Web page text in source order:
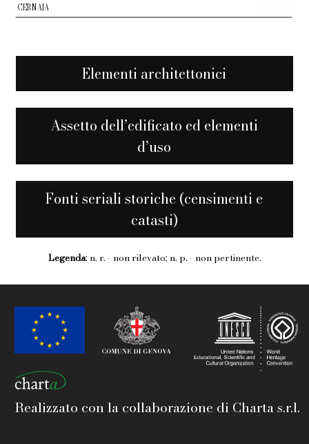
CERNAIA
Elementi architettonici
Assetto dell’edificato ed elementi
d’uso
Fonti seriali storiche (censimenti e
catasti)
Legenda: n. r. - non rilevato; n. p. - non pertinente.
Realizzato con la collaborazione di Charta s.r.l.